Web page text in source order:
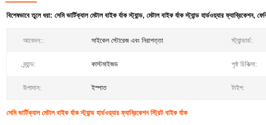
বিশেষভাবে তুলে ধরা: সেমি ভার্টিক্যাল মেটাল বাইক র্যাক স্ট্যান্ড, মেটাল বাইক র্যাক স্ট্যান্ড হার্ডওয়্যার ফ্যাব্রিকেশন,
আবেদন:: সাইকেল স্টোরেজ এবং নিরাপত্তা স্ট্যান্ডার্ড:
ব্র্যান্ড: কাস্টমাইজড পৃষ্ঠ চিকিত্সা:
উপাদান: ইস্পাত টাইপ:
সেমি ভার্টিক্যাল মেটাল বাইক র্যাক স্ট্যান্ড হার্ডওয়্যার ফ্যাব্রিকেশন স্ট্রিট বাইক র্যাক